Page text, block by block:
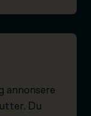
annonsere
Du